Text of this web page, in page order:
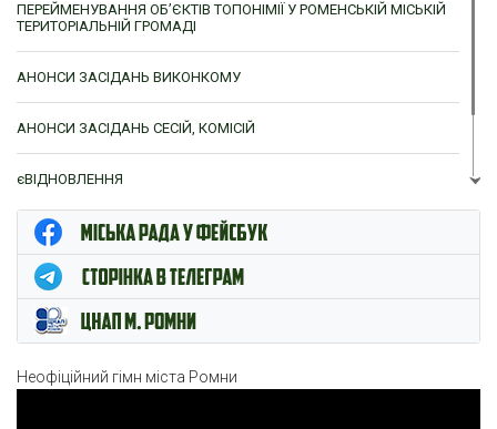
ПЕРЕЙМЕНУВАННЯ ОБ’ЄКТІВ ТОПОНІМІЇ У РОМЕНСЬКІЙ МІСЬКІЙ
ТЕРИТОРІАЛЬНІЙ ГРОМАДІ
АНОНСИ ЗАСІДАНЬ ВИКОНКОМУ
АНОНСИ ЗАСІДАНЬ СЕСІЙ, КОМІСІЙ
єВІДНОВЛЕННЯ
ЦНАП м. Ромни
Неофіційний гімн міста Ромни